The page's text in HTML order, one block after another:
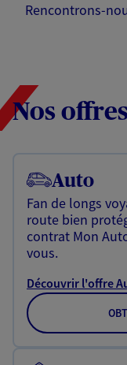
Rencontrons-
Nos
Auto
Fan de longs
route bien
contrat Mon
vous.
Découvrir l'offre